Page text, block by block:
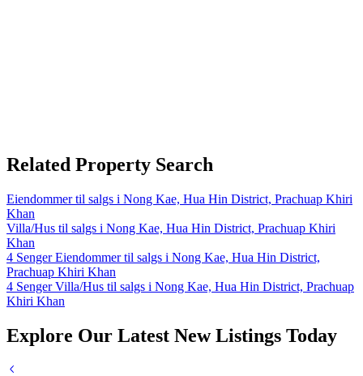
Related Property Search
Eiendommer til salgs i Nong Kae, Hua Hin District, Prachuap Khiri
Khan
Villa/Hus til salgs i Nong Kae, Hua Hin District, Prachuap Khiri
Khan
4 Senger Eiendommer til salgs i Nong Kae, Hua Hin District,
Prachuap Khiri Khan
4 Senger Villa/Hus til salgs i Nong Kae, Hua Hin District, Prachuap
Khiri Khan
Explore Our Latest New Listings Today